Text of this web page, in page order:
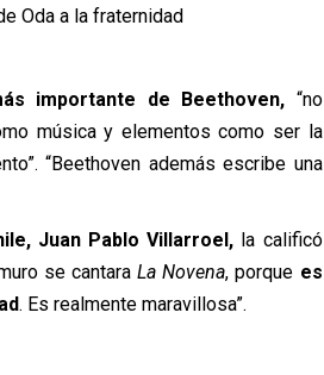
Oda a la fraternidad
importante de Beethoven, “no
música y elementos como ser la
“Beethoven además escribe una
Juan Pablo Villarroel, la calificó
se cantaraLa Novena, porque es
. Es realmente maravillosa”.